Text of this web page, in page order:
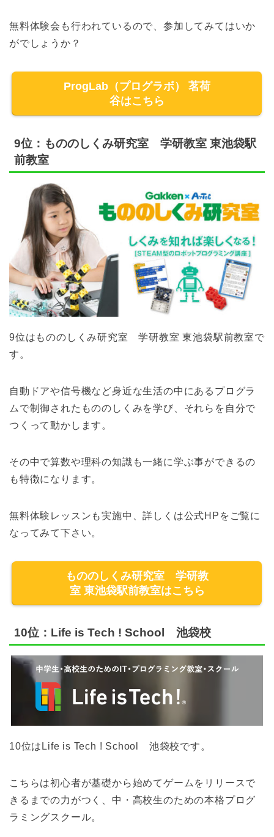
無料体験会も行われているので、参加してみてはいか
がでしょうか？
ProgLab（プログラボ） 茗荷
谷はこちら
9位：もののしくみ研究室 学研教室 東池袋駅
前教室
9位はもののしくみ研究室 学研教室 東池袋駅前教室で
す。
自動ドアや信号機など身近な生活の中にあるプログラ
ムで制御されたもののしくみを学び、それらを自分で
つくって動かします。
その中で算数や理科の知識も一緒に学ぶ事ができるの
も特徴になります。
無料体験レッスンも実施中、詳しくは公式HPをご覧に
なってみて下さい。
もののしくみ研究室 学研教
室 東池袋駅前教室はこちら
10位：Life is Tech ! School 池袋校
10位はLife is Tech ! School 池袋校です。
こちらは初心者が基礎から始めてゲームをリリースで
きるまでの力がつく、中・高校生のための本格プログ
ラミングスクール。